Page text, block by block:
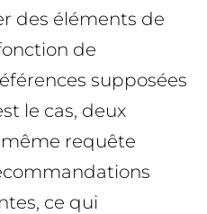
des éléments de
de
supposées
le cas, deux
requête
ce qui